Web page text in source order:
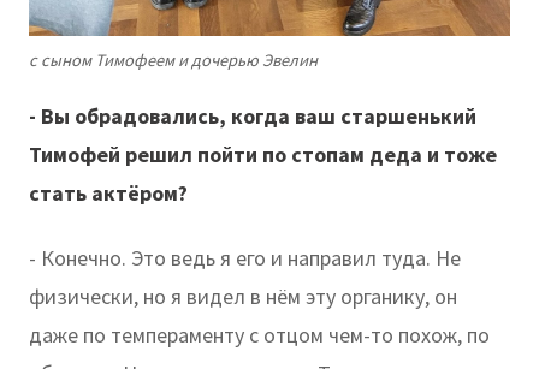
с сыном Тимофеем и дочерью Эвелин
- Вы обрадовались, когда ваш старшенький
Тимофей решил пойти по стопам деда и тоже
стать актёром?
- Конечно. Это ведь я его и направил туда. Не
физически, но я видел в нём эту органику, он
даже по темпераменту с отцом чем-то похож, по